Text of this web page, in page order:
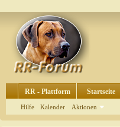
RR - Plattform Startseite
Hilfe Kalender Aktionen